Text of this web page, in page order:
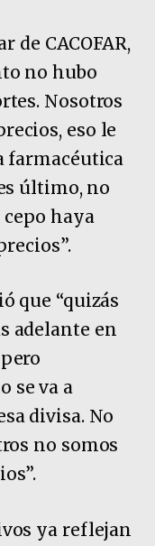
de CACOFAR,
no hubo
Nosotros
eso le
farmacéutica
último, no
haya
que “quizás
adelante en
se va a
divisa. No
no somos
ya reflejan